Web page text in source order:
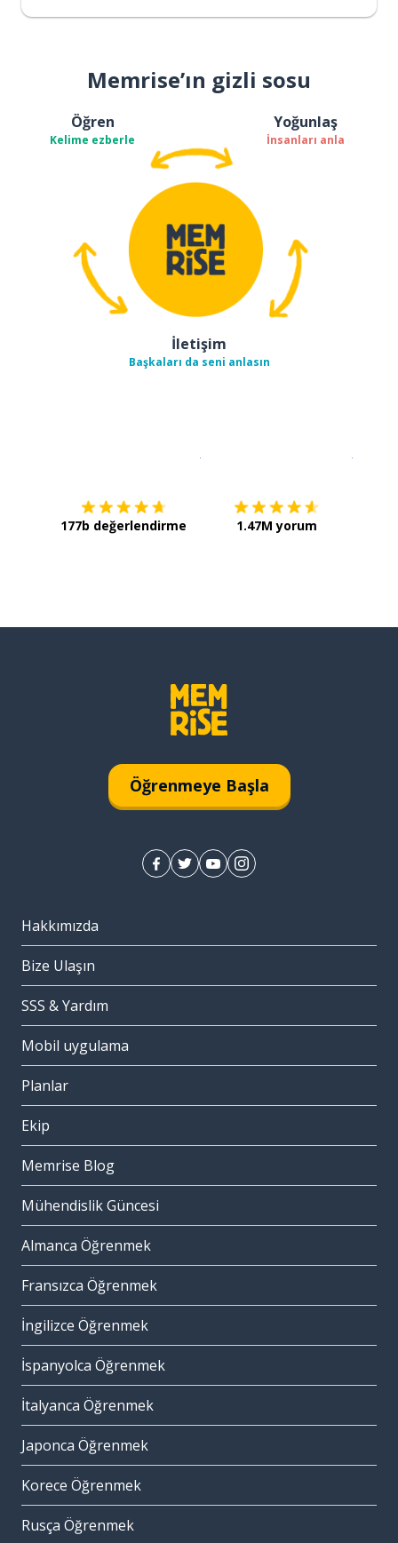
Memrise’ın gizli sosu
Öğren
Kelime ezberle
Yoğunlaş
İnsanları anla
İletişim
Başkaları da seni anlasın
177b değerlendirme 1.47M yorum
Öğrenmeye Başla
Hakkımızda
Bize Ulaşın
SSS & Yardım
Mobil uygulama
Planlar
Ekip
Memrise Blog
Mühendislik Güncesi
Almanca Öğrenmek
Fransızca Öğrenmek
İngilizce Öğrenmek
İspanyolca Öğrenmek
İtalyanca Öğrenmek
Japonca Öğrenmek
Korece Öğrenmek
Rusça Öğrenmek